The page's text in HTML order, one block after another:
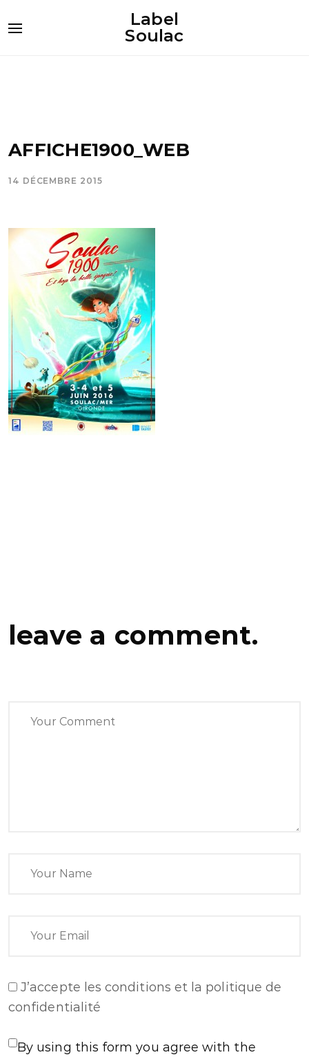
Label
Soulac
AFFICHE1900_WEB
14 DÉCEMBRE 2015
leave a comment.
J’accepte les conditions et la politique de
confidentialité
By using this form you agree with the